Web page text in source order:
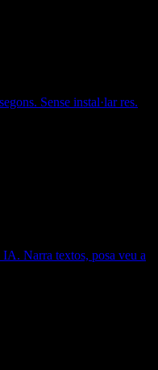
Sense instal·lar res.
IA. Narra textos, posa veu a